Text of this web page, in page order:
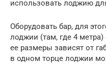
использовать лоджию
Оборудовать бар, для
лоджии (там, где 4
ее размеры зависят от
в одном торце лоджии